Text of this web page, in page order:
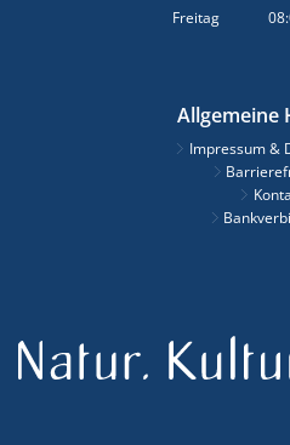
Freitag
Allgemeine
Impressum &